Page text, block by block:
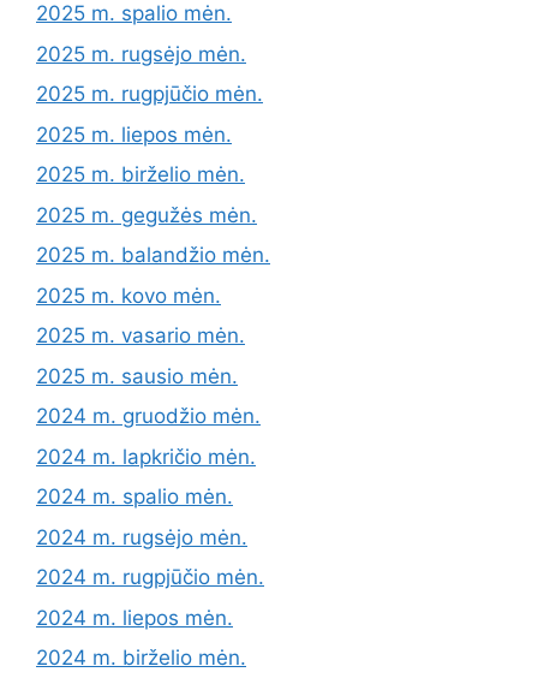
2025 m. spalio mėn.
2025 m. rugsėjo mėn.
2025 m. rugpjūčio mėn.
2025 m. liepos mėn.
2025 m. birželio mėn.
2025 m. gegužės mėn.
2025 m. balandžio mėn.
2025 m. kovo mėn.
2025 m. vasario mėn.
2025 m. sausio mėn.
2024 m. gruodžio mėn.
2024 m. lapkričio mėn.
2024 m. spalio mėn.
2024 m. rugsėjo mėn.
2024 m. rugpjūčio mėn.
2024 m. liepos mėn.
2024 m. birželio mėn.